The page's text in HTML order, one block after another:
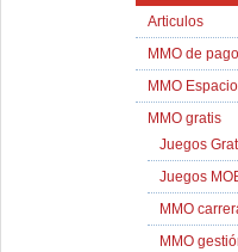
Articulos
MMO de pago
MMO Espacio
MMO gratis
Juegos
Juegos
MMO
MMO